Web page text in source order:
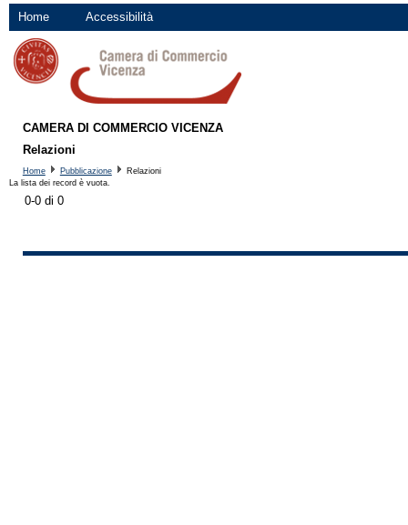
Home Accessibilità
CAMERA DI COMMERCIO VICENZA
Relazioni
Home Pubblicazione
Relazioni
La lista dei record è vuota.
0-0 di 0